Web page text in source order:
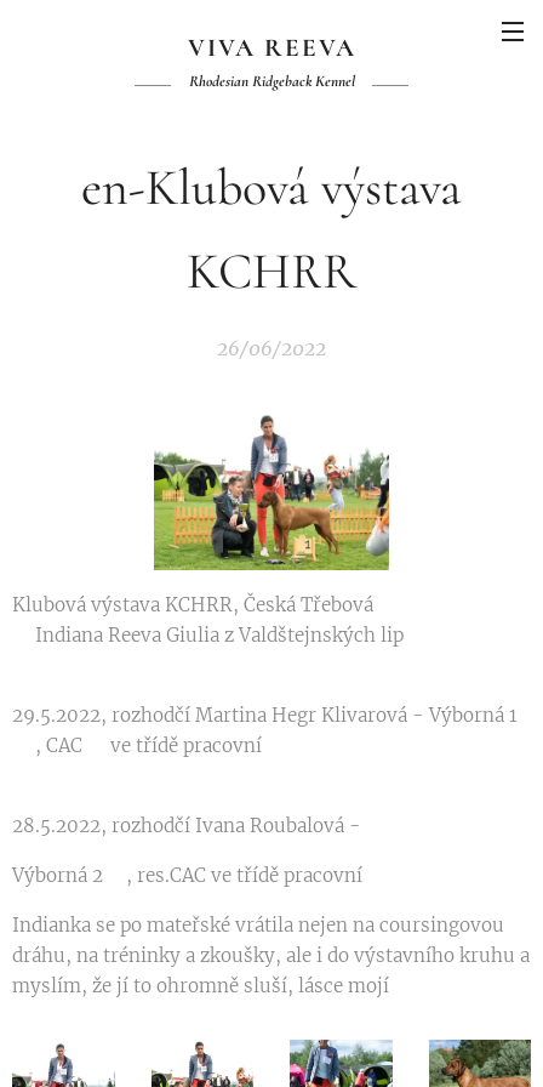
VIVA REEVA
Rhodesian Ridgeback Kennel
en-Klubová výstava
KCHRR
26/06/2022
Klubová výstava KCHRR, Česká Třebová
✨Indiana Reeva Giulia z Valdštejnských lip✨
29.5.2022, rozhodčí Martina Hegr Klivarová - Výborná 1
🥇, CAC🏆 ve třídě pracovní
28.5.2022, rozhodčí Ivana Roubalová -
Výborná 2🥈, res.CAC ve třídě pracovní
Indianka se po mateřské vrátila nejen na coursingovou
dráhu, na tréninky a zkoušky, ale i do výstavního kruhu a
myslím, že jí to ohromně sluší, lásce mojí🥰